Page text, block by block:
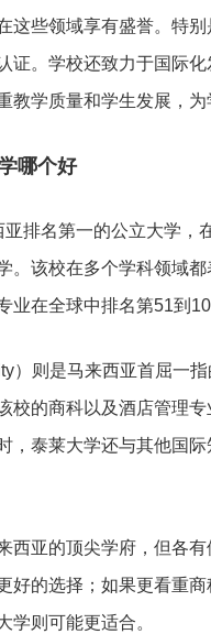
这些领域享有盛誉。特
证。学校还致力于国际
教学质量和学生发展，
哪个好
排名第一的公立大学
。该校在多个学科领域
业在全球中排名第51到
）则是马来西亚首屈一
校的商科以及酒店管理
，泰莱大学还与其他国
西亚的顶尖学府，但各
好的选择；如果更看重
学则可能更适合。